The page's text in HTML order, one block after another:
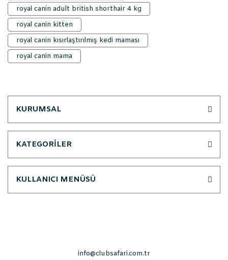
royal canin adult british shorthair 4 kg
royal canin kitten
royal canin kısırlaştırılmış kedi maması
royal canin mama
KURUMSAL
KATEGORİLER
KULLANICI MENÜSÜ
info@clubsafari.com.tr